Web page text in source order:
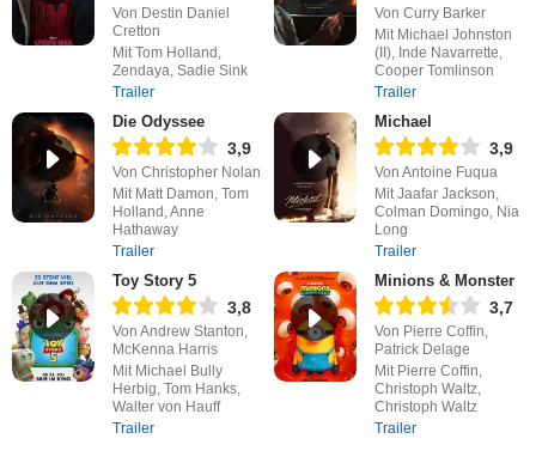
Von Destin Daniel
Cretton
Mit Tom Holland,
Zendaya, Sadie Sink
Trailer
Von Curry Barker
Mit Michael Johnston
(II), Inde Navarrette,
Cooper Tomlinson
Trailer
Die Odyssee
3,9
Von Christopher Nolan
Mit Matt Damon, Tom
Holland, Anne
Hathaway
Trailer
Michael
3,9
Von Antoine Fuqua
Mit Jaafar Jackson,
Colman Domingo, Nia
Long
Trailer
Toy Story 5
3,8
Von Andrew Stanton,
McKenna Harris
Mit Michael Bully
Herbig, Tom Hanks,
Walter von Hauff
Trailer
Minions & Monster
3,7
Von Pierre Coffin,
Patrick Delage
Mit Pierre Coffin,
Christoph Waltz,
Christoph Waltz
Trailer